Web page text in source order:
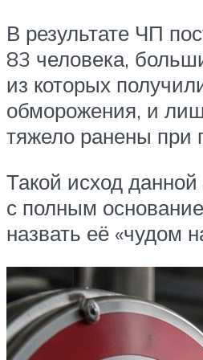
В результате ЧП
83 человека,
из которых
обморожения, и
тяжело ранены при
Такой исход
с полным
назвать её «чудом